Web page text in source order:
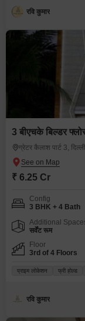
रवि कुमार
3 बीएचके बिल्डर
ग्रेटर कैलाश पार्ट 3, दिल्ली
₹ 6.25 Cr
Config
3 BHK + 4 Bath
Additional
सर्वेंट रूम
Floor
3rd of 4 Floors
प्राइम लोकेशन फ्री होल्ड
रवि कुमार